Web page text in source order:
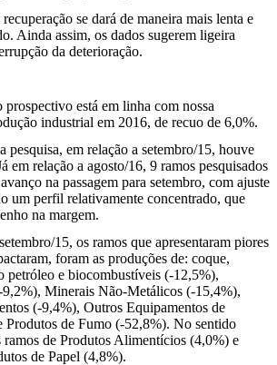
se dará de maneira mais lenta e
Ainda assim, os dados sugerem ligeira
da deterioração.
está em linha com nossa
industrial em 2016, de recuo de 6,0%.
pesquisa, em relação a setembro/15, houve
em relação a agosto/16, 9 ramos pesquisados
na passagem para setembro, com ajuste
um perfil relativamente concentrado, que
na margem.
15, os ramos que apresentaram piores
foram as produções de: coque,
petróleo e biocombustíveis (-12,5%),
Minerais Não-Metálicos (-15,4%),
(-9,4%), Outros Equipamentos de
Produtos de Fumo (-52,8%). No sentido
ramos de Produtos Alimentícios (4,0%) e
de Papel (4,8%).